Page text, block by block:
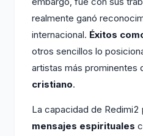
realmente ganó
internacional. Éxitos
otros sencillos lo
artistas más prominentes
cristiano.
La capacidad de Redimi2
mensajes espirituales